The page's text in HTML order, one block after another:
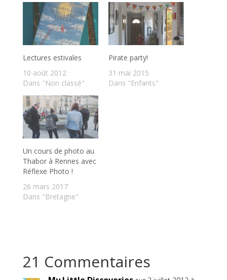
Lectures estivales
10 août 2012
Dans "Non classé"
Pirate party!
31 mai 2015
Dans "Enfants"
Un cours de photo au
Thabor à Rennes avec
Réflexe Photo !
26 mars 2017
Dans "Bretagne"
21 Commentaires